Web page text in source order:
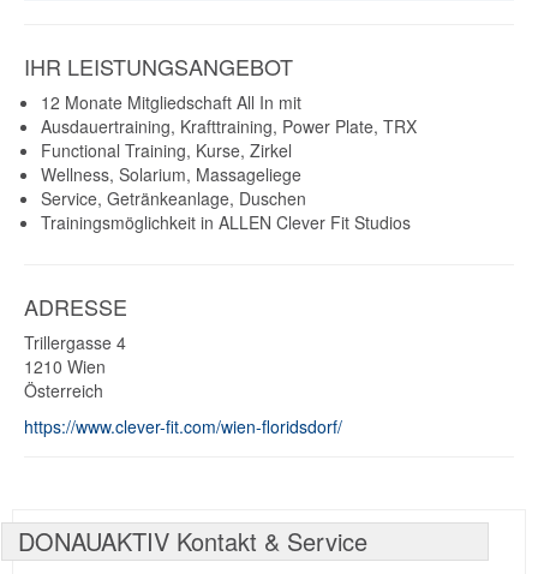
IHR LEISTUNGSANGEBOT
12 Monate Mitgliedschaft All In mit
Ausdauertraining, Krafttraining, Power Plate, TRX
Functional Training, Kurse, Zirkel
Wellness, Solarium, Massageliege
Service, Getränkeanlage, Duschen
Trainingsmöglichkeit in ALLEN Clever Fit Studios
ADRESSE
Trillergasse 4
1210 Wien
Österreich
https://www.clever-fit.com/wien-floridsdorf/
DONAUAKTIV Kontakt & Service